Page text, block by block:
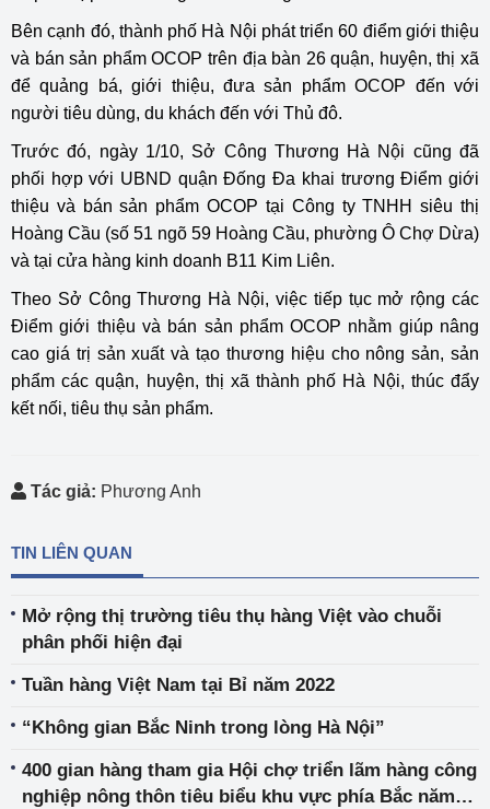
Bên cạnh đó, thành phố Hà Nội phát triển 60 điểm giới thiệu
và bán sản phẩm OCOP trên địa bàn 26 quận, huyện, thị xã
để quảng bá, giới thiệu, đưa sản phẩm OCOP đến với
người tiêu dùng, du khách đến với Thủ đô.
Trước đó, ngày 1/10, Sở Công Thương Hà Nội cũng đã
phối hợp với UBND quận Đống Đa khai trương Điểm giới
thiệu và bán sản phẩm OCOP tại Công ty TNHH siêu thị
Hoàng Cầu (số 51 ngõ 59 Hoàng Cầu, phường Ô Chợ Dừa)
và tại cửa hàng kinh doanh B11 Kim Liên.
Theo Sở Công Thương Hà Nội, việc tiếp tục mở rộng các
Điểm giới thiệu và bán sản phẩm OCOP nhằm giúp nâng
cao giá trị sản xuất và tạo thương hiệu cho nông sản, sản
phẩm các quận, huyện, thị xã thành phố Hà Nội, thúc đẩy
kết nối, tiêu thụ sản phẩm.
Tác giả: Phương Anh
TIN LIÊN QUAN
Mở rộng thị trường tiêu thụ hàng Việt vào chuỗi
phân phối hiện đại
Tuần hàng Việt Nam tại Bỉ năm 2022
“Không gian Bắc Ninh trong lòng Hà Nội”
400 gian hàng tham gia Hội chợ triển lãm hàng công
nghiệp nông thôn tiêu biểu khu vực phía Bắc năm